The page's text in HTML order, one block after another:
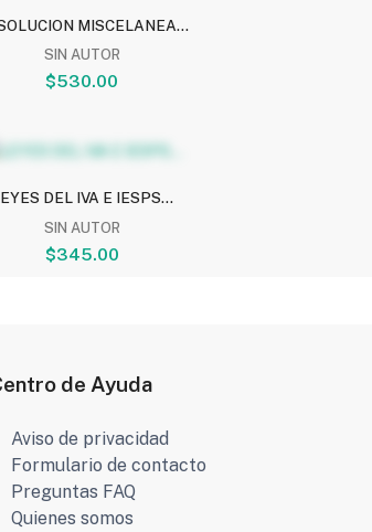
MISCELANEA...
SIN AUTOR
$530.00
DEL IVA E IESPS...
SIN AUTOR
$345.00
de Ayuda
Aviso de privacidad
Formulario de contacto
Preguntas FAQ
Quienes somos